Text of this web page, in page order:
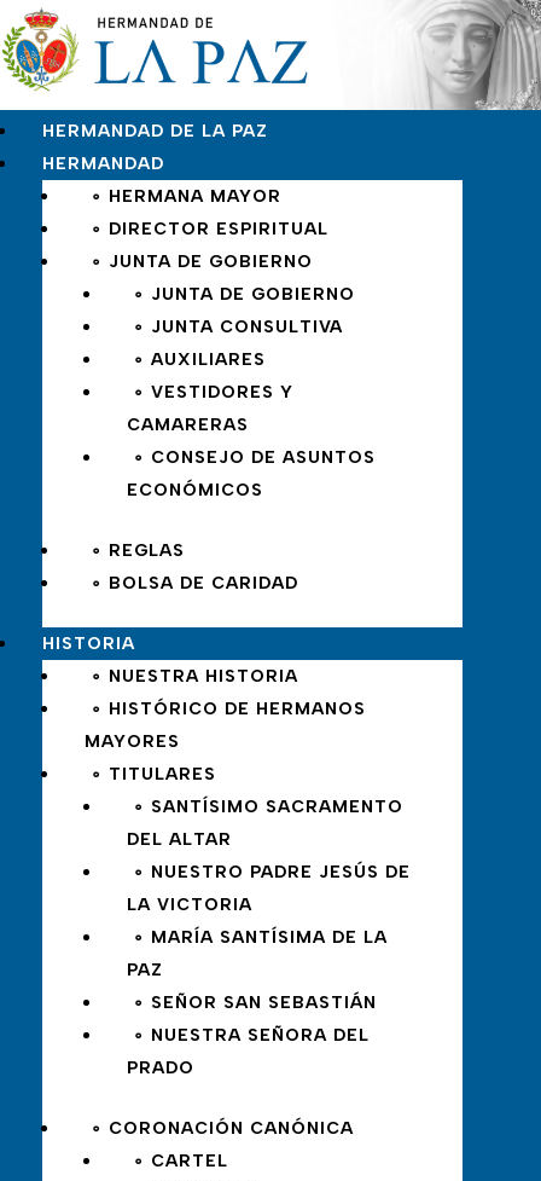
HERMANDAD DE LA PAZ
HERMANDAD
∘ HERMANA MAYOR
∘ DIRECTOR ESPIRITUAL
∘ JUNTA DE GOBIERNO
∘ JUNTA DE GOBIERNO
∘ JUNTA CONSULTIVA
∘ AUXILIARES
∘ VESTIDORES Y
CAMARERAS
∘ CONSEJO DE ASUNTOS
ECONÓMICOS
∘ REGLAS
∘ BOLSA DE CARIDAD
HISTORIA
∘ NUESTRA HISTORIA
∘ HISTÓRICO DE HERMANOS
MAYORES
∘ TITULARES
∘ SANTÍSIMO SACRAMENTO
DEL ALTAR
∘ NUESTRO PADRE JESÚS DE
LA VICTORIA
∘ MARÍA SANTÍSIMA DE LA
PAZ
∘ SEÑOR SAN SEBASTIÁN
∘ NUESTRA SEÑORA DEL
PRADO
∘ CORONACIÓN CANÓNICA
∘ CARTEL